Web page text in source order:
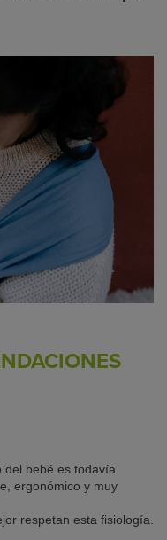
del bebé es todavía
ergonómico y muy
respetan esta fisiología.